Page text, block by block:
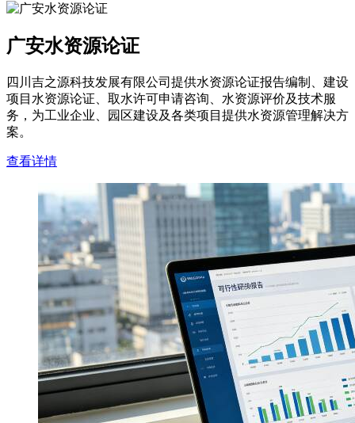
广安水资源论证
四川吉之源科技发展有限公司提供水资源论证报告编制、建设
项目水资源论证、取水许可申请咨询、水资源评价及技术服
务，为工业企业、园区建设及各类项目提供水资源管理解决方
案。
查看详情